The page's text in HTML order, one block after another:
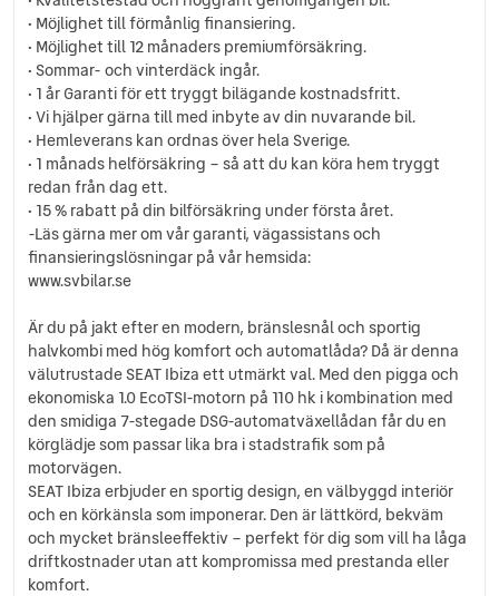
Sidokrockgardiner
Sminkspegel
Start-/stoppfunktion
Startspärr
Svensksåld
Sätesvärme (fram)
Trötthetsvarnare
Uppvärmda spolare
USB-uttag
• Möjlighet till förmånlig finansiering.
• Möjlighet till 12 månaders premiumförsäkring.
• Sommar- och vinterdäck ingår.
• 1 år Garanti för ett tryggt bilägande kostnadsfritt.
• Vi hjälper gärna till med inbyte av din nuvarande bil.
• Hemleverans kan ordnas över hela Sverige.
• 1 månads helförsäkring – så att du kan köra hem tryggt
redan från dag ett.
• 15 % rabatt på din bilförsäkring under första året.
-Läs gärna mer om vår garanti, vägassistans och
finansieringslösningar på vår hemsida:
www.svbilar.se
Är du på jakt efter en modern, bränslesnål och sportig
halvkombi med hög komfort och automatlåda? Då är denna
välutrustade SEAT Ibiza ett utmärkt val. Med den pigga och
ekonomiska 1.0 EcoTSI-motorn på 110 hk i kombination med
den smidiga 7-stegade DSG-automatväxellådan får du en
körglädje som passar lika bra i stadstrafik som på
motorvägen.
SEAT Ibiza erbjuder en sportig design, en välbyggd interiör
och en körkänsla som imponerar. Den är lättkörd, bekväm
och mycket bränsleeffektiv – perfekt för dig som vill ha låga
driftkostnader utan att kompromissa med prestanda eller
komfort.